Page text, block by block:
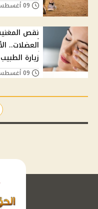
نقص
العضلات..
زيارة الطبيب